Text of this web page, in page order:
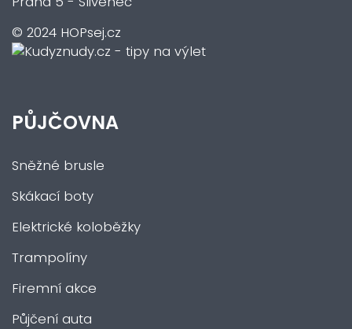
© 2024 HOPsej.cz
PŮJČOVNA
Sněžné brusle
Skákací boty
Elektrické koloběžky
Trampolíny
Firemní akce
Půjčení auta